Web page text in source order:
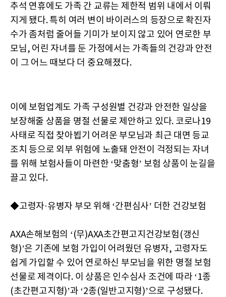
추석 연휴에도 가족 간 교류는 제한적 범위 내에서 이뤄
지게 됐다. 특히 여러 변이 바이러스의 등장으로 확진자
수가 좀처럼 줄어들 기미가 보이지 않고 있어 연로한 부
모님, 어린 자녀를 둔 가정에서는 가족들의 건강과 안전
이 그 어느 때보다 더 중요해졌다.
이에 보험업계도 가족 구성원별 건강과 안전한 일상을
보장해줄 상품을 명절 선물로 제안하고 있다. 코로나19
사태로 직접 찾아뵙기 어려운 부모님과 최근 대면 등교
조치 등으로 외부 위험에 노출돼 안전이 걱정되는 자녀
를 위해 보험사들이 마련한 ‘맞춤형’ 보험 상품이 눈길을
끌고 있다.
◆고령자·유병자 부모 위해 ‘간편심사’ 더한 건강보험
AXA손해보험의 ‘(무)AXA초간편고지건강보험(갱신
형)’은 기존에 보험 가입이 어려웠던 유병자, 고령자도
쉽게 가입할 수 있어 연로하신 부모님을 위한 명절 보험
선물로 제격이다. 이 상품은 인수심사 조건에 따라 ‘1종
(초간편고지형)’과 ‘2종(일반고지형)’으로 구성됐다.